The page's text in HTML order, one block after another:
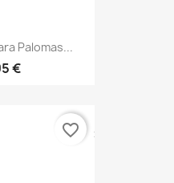
Palomas...
€
favorite_border